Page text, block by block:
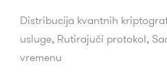
Distribucija kvantnih
usluge, Rutirajući protokol,
vremenu